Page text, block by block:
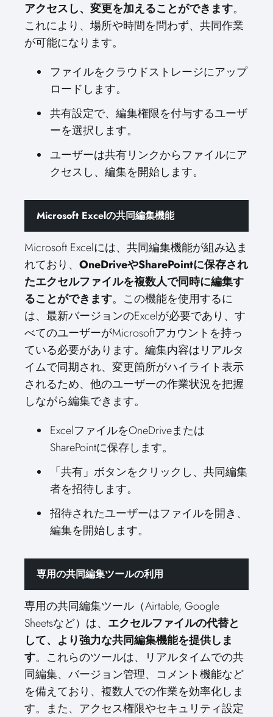
アクセスし、変更を加えることができます。
これにより、場所や時間を問わず、共同作業
が可能になります。
ファイルをクラウドストレージにアップ
ロードします。
共有設定で、編集権限を付与するユーザ
ーを選択します。
ユーザーは共有リンクからファイルにア
クセスし、編集を開始します。
Microsoft Excelの共同編集機能
Microsoft Excelには、共同編集機能が組み込ま
れており、 OneDriveやSharePointに保存され
たエクセルファイルを複数人で同時に編集す
ることができます。この機能を使用するに
は、最新バージョンのExcelが必要であり、す
べてのユーザーがMicrosoftアカウントを持っ
ている必要があります。編集内容はリアルタ
イムで同期され、変更箇所がハイライト表示
されるため、他のユーザーの作業状況を把握
しながら編集できます。
ExcelファイルをOneDriveまたは
SharePointに保存します。
「共有」ボタンをクリックし、共同編集
者を招待します。
招待されたユーザーはファイルを開き、
編集を開始します。
専用の共同編集ツールの利用
専用の共同編集ツール（Airtable, Google
Sheetsなど）は、 エクセルファイルの代替と
して、より強力な共同編集機能を提供しま
す。これらのツールは、リアルタイムでの共
同編集、バージョン管理、コメント機能など
を備えており、複数人での作業を効率化しま
す。また、アクセス権限やセキュリティ設定